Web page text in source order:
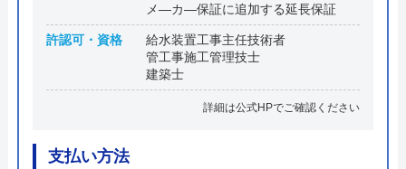
メ―カ―保証に追加する延長保証
許認可・資格
給水装置工事主任技術者
管工事施工管理技士
建築士
詳細は公式HPでご確認ください
支払い方法